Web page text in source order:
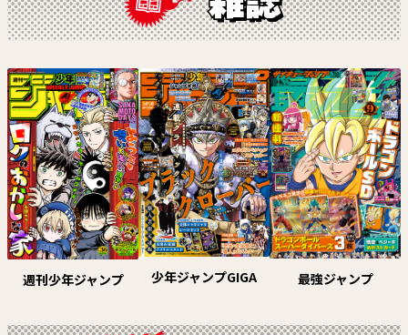
カノンマスター
町田麗弥
試し読み
2年B組 勇者デストロイヤーず
空知英秋
試し読み
週刊少年ジャンプ 少年ジャンプGIGA 最強ジャンプ